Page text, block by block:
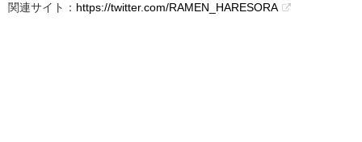
関連サイト： https://twitter.com/RAMEN_HARESORA